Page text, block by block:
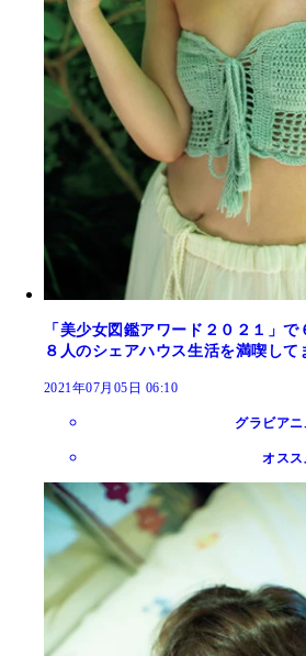
「美少女図鑑アワード２０２１」
８人のシェアハウス生活を満喫して
2021年07月05日 06:10
グラビアニ
オスス